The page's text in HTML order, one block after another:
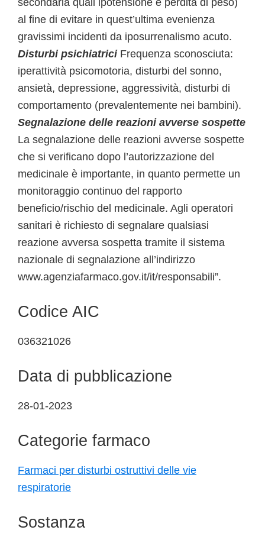
secondaria quali ipotensione e perdita di peso)
al fine di evitare in quest’ultima evenienza
gravissimi incidenti da iposurrenalismo acuto.
Disturbi psichiatrici Frequenza sconosciuta:
iperattività psicomotoria, disturbi del sonno,
ansietà, depressione, aggressività, disturbi di
comportamento (prevalentemente nei bambini).
Segnalazione delle reazioni avverse sospette
La segnalazione delle reazioni avverse sospette
che si verificano dopo l’autorizzazione del
medicinale è importante, in quanto permette un
monitoraggio continuo del rapporto
beneficio/rischio del medicinale. Agli operatori
sanitari è richiesto di segnalare qualsiasi
reazione avversa sospetta tramite il sistema
nazionale di segnalazione all’indirizzo
www.agenziafarmaco.gov.it/it/responsabili”.
Codice AIC
036321026
Data di pubblicazione
28-01-2023
Categorie farmaco
Farmaci per disturbi ostruttivi delle vie
respiratorie
Sostanza